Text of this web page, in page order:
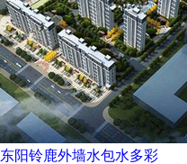
东阳铃鹿外墙水包水多彩